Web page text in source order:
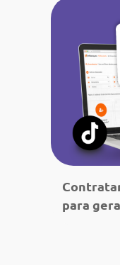
para